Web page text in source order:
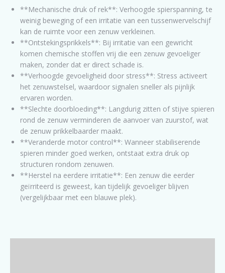
**Mechanische druk of rek**: Verhoogde spierspanning, te
weinig beweging of een irritatie van een tussenwervelschijf
kan de ruimte voor een zenuw verkleinen.
**Ontstekingsprikkels**: Bij irritatie van een gewricht
komen chemische stoffen vrij die een zenuw gevoeliger
maken, zonder dat er direct schade is.
**Verhoogde gevoeligheid door stress**: Stress activeert
het zenuwstelsel, waardoor signalen sneller als pijnlijk
ervaren worden.
**Slechte doorbloeding**: Langdurig zitten of stijve spieren
rond de zenuw verminderen de aanvoer van zuurstof, wat
de zenuw prikkelbaarder maakt.
**Veranderde motor control**: Wanneer stabiliserende
spieren minder goed werken, ontstaat extra druk op
structuren rondom zenuwen.
**Herstel na eerdere irritatie**: Een zenuw die eerder
geïrriteerd is geweest, kan tijdelijk gevoeliger blijven
(vergelijkbaar met een blauwe plek).